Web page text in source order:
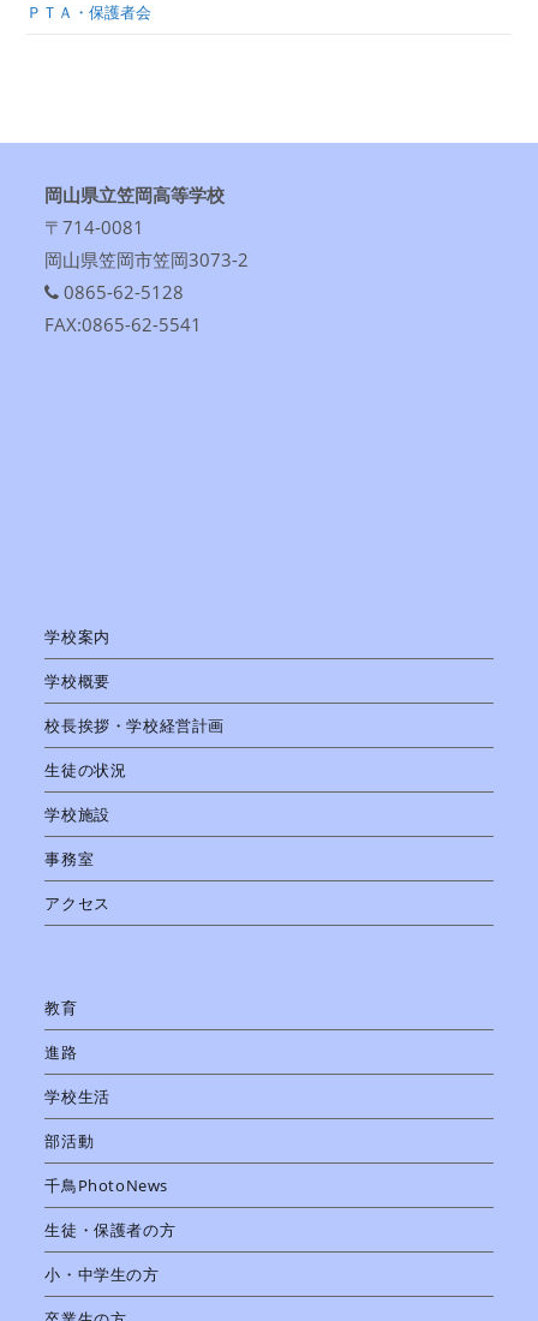
ＰＴＡ・保護者会
岡山県立笠岡高等学校
〒714-0081
岡山県笠岡市笠岡3073-2
0865-62-5128
FAX:0865-62-5541
学校案内
学校概要
校長挨拶・学校経営計画
生徒の状況
学校施設
事務室
アクセス
教育
進路
学校生活
部活動
千鳥PhotoNews
生徒・保護者の方
小・中学生の方